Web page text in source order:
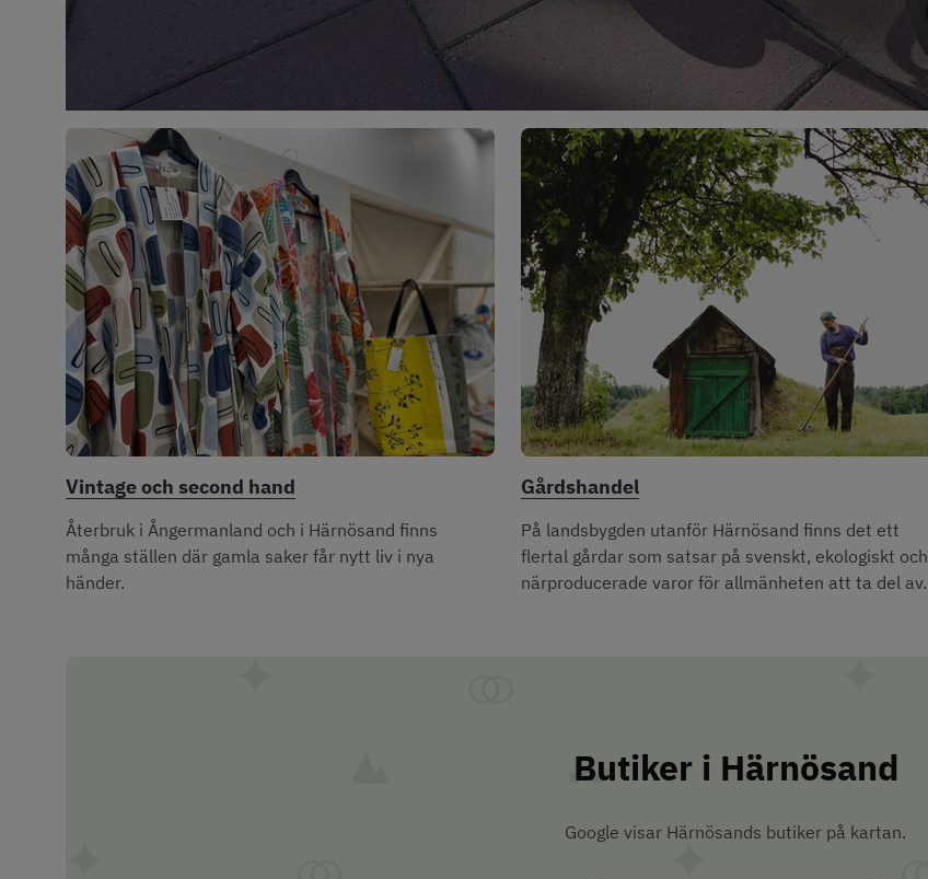
Vintage och second hand
Återbruk i Ångermanland och i Härnösand finns
många ställen där gamla saker får nytt liv i nya
händer.
Gårdshandel
På landsbygden utanför Härnösand finns det ett
flertal gårdar som satsar på svenskt, ekologiskt och
närproducerade varor för allmänheten att ta del av.
Butiker i Härnösand
Google visar Härnösands butiker på kartan.